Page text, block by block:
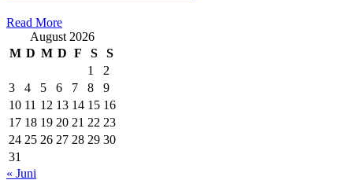
Read More
August 2026
M D M D F S
S
1
2
3
4 5 6 7 8
9
10 11 12 13 14 15 16
17 18 19 20 21 22 23
24 25 26 27 28 29 30
31
« Juni